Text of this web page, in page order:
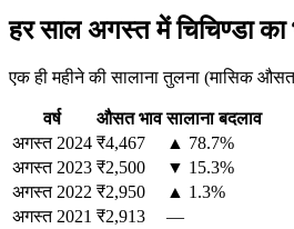
हर साल अगस्त में चिचिण्डा
एक ही महीने की सालाना तुलना (मासिक
वर्ष औसत भाव सालाना बदलाव
अगस्त 2024 ₹4,467
▲ 78.7%
अगस्त 2023 ₹2,500
▼ 15.3%
अगस्त 2022 ₹2,950
▲ 1.3%
अगस्त 2021 ₹2,913
—